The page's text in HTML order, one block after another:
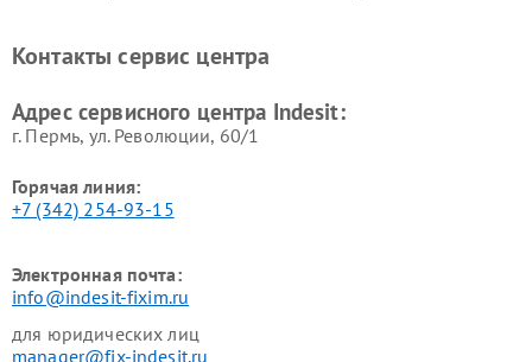
Indesit
Indesit
Контакты сервис центра
Адрес сервисного центра Indesit:
г. Пермь, ул. ​Революции, 60/1
Горячая линия:
+7 (342) 254-93-15
Электронная почта:
info@indesit-fixim.ru
для юридических лиц
manager@fix-indesit.ru